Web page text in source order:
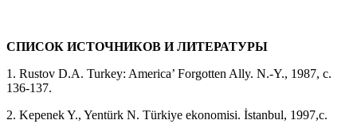
СПИСОК ИСТОЧНИКОВ И ЛИТЕРАТУРЫ
1. Rustov D.A. Turkey: America’ Forgotten Ally. N.-Y., 1987, c.
136-137.
2. Kepenek Y., Yentürk N. Türkiye ekonomisi. İstanbul, 1997,c.